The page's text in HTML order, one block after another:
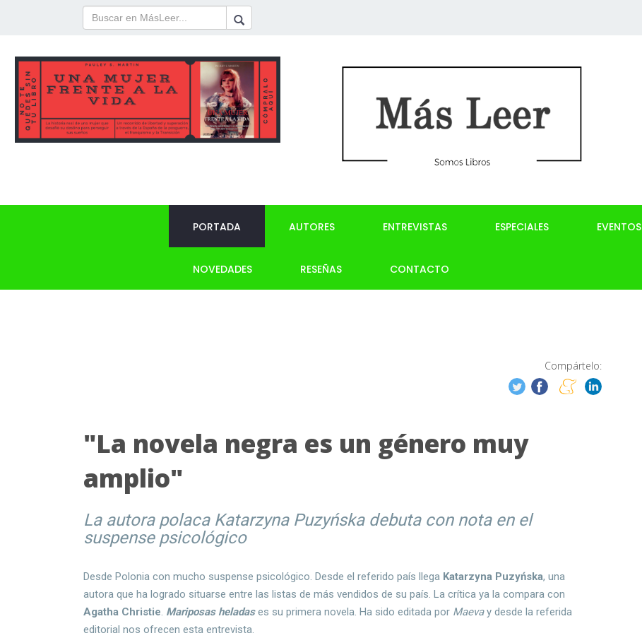
PORTADA AUTORES ENTREVISTAS ESPECIALES EVENTOS
NOVEDADES RESEÑAS CONTACTO
Compártelo:
"La novela negra es un género muy
amplio"
La autora polaca Katarzyna Puzyńska debuta con nota en el
suspense psicológico
Desde Polonia con mucho suspense psicológico. Desde el referido país llega Katarzyna Puzyńska, una
autora que ha logrado situarse entre las listas de más vendidos de su país. La crítica ya la compara con
Agatha Christie. Mariposas heladases su primera novela. Ha sido editada por Maevay desde la referida
editorial nos ofrecen esta entrevista.